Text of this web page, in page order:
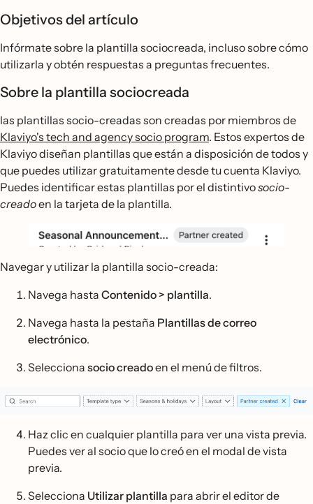
Objetivos del artículo
Infórmate sobre la plantilla sociocreada, incluso sobre cómo
utilizarla y obtén respuestas a preguntas frecuentes.
Sobre la plantilla sociocreada
las plantillas socio-creadas son creadas por miembros de
Klaviyo's tech and agency socio program. Estos expertos de
Klaviyo diseñan plantillas que están a disposición de todos y
que puedes utilizar gratuitamente desde tu cuenta Klaviyo.
Puedes identificar estas plantillas por el distintivosocio-
creadoen la tarjeta de la plantilla.
Navegar y utilizar la plantilla socio-creada:
Navega hasta Contenido > plantilla.
Navega hasta la pestaña Plantillas de correo
electrónico.
Selecciona socio creadoen el menú de filtros.
Haz clic en cualquier plantilla para ver una vista previa.
Puedes ver al socio que lo creó en el modal de vista
previa.
Selecciona Utilizar plantilla para abrir el editor de